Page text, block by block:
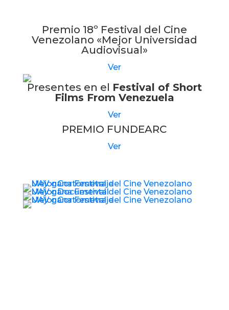
Premio 18º Festival del Cine
Venezolano «Mejor Universidad
Audiovisual»
Ver
Presentes en el Festival of Short
Films From Venezuela
Ver
PREMIO FUNDEARC
Ver